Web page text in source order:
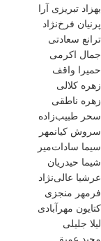
بهزاد تبریزی آرا
پرنیان فرخ‌نژاد
ترانع سعادتی
جمال اکرمی
حمیرا واقف
زهره کلالی
زهره ناطقی
سحر طبیب‌زاده
سروش کیانمهر
سیما سادات‌میر
شیما حیدریان
عرشیا عالی‌نژاد
فرمهر منجزی
کتایون مهرآبادی
لیلا جلیلی